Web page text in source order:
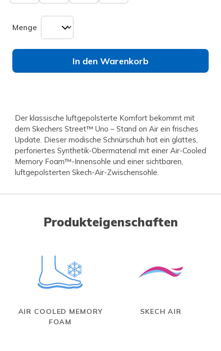
Menge
In den Warenkorb
Der klassische luftgepolsterte Komfort bekommt mit
dem Skechers Street™ Uno – Stand on Air ein frisches
Update. Dieser modische Schnürschuh hat ein glattes,
perforiertes Synthetik-Obermaterial mit einer Air-Cooled
Memory Foam™-Innensohle und einer sichtbaren,
luftgepolsterten Skech-Air-Zwischensohle.
Produkteigenschaften
AIR COOLED MEMORY
FOAM
SKECH AIR